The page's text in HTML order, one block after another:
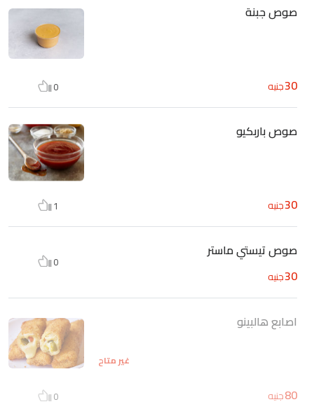
صوص جبنة
30جنيه 0
صوص باربكيو
30جنيه 1
صوص تيستي ماستر
30جنيه
0
اصابع هالبينو
غير متاح
80جنيه 0